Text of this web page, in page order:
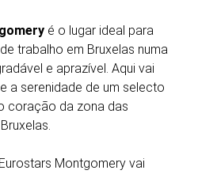
é o lugar ideal para
trabalho em Bruxelas numa
e aprazível. Aqui vai
a serenidade de um selecto
coração da zona das
Montgomery vai